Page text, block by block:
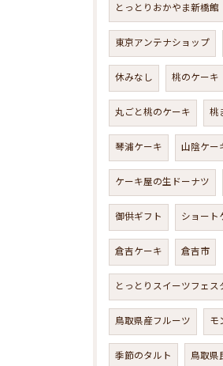
とっとりおかやま新橋館
東京アンテナショップ
休みなし 桃のケーキ
丸ごと桃のケーキ 桃
琴浦ケーキ 山陰ケー
ケーキ屋の生ドーナツ
御供ギフト ショート
倉吉ケーキ 倉吉市
とっとりスイーツフェス
鳥取県産フルーツ モ
季節のタルト 鳥取県